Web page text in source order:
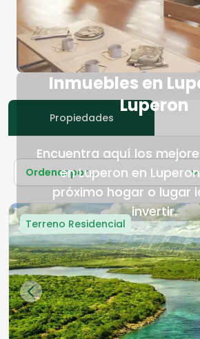
Inmuebles en
Luperon
Encuentra aquí los
en Luperon en
próximo hogar o lugar
invertir.
Propiedades
Ordenar por...
Terreno Residencial